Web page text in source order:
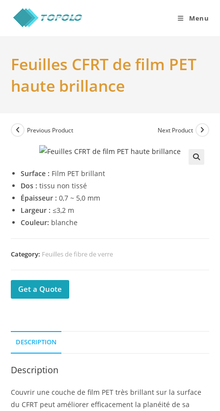
content
Menu
Feuilles CFRT de film PET
haute brillance
Previous Product Next Product
Surface : Film PET brillant
Dos : tissu non tissé
Épaisseur : 0,7 ~ 5,0 mm
Largeur : ≤3,2 m
Couleur: blanche
Category: Feuilles de fibre de verre
Get a Quote
DESCRIPTION
Description
Couvrir une couche de film PET très brillant sur la surface
du CFRT peut améliorer efficacement la planéité de sa